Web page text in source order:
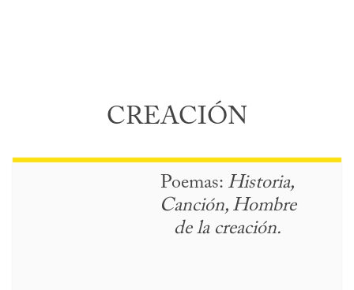
CREACIÓN
Poemas: Historia,
Canción, Hombre
de la creación.